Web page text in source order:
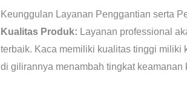
Keunggulan Layanan Penggantian serta
Kualitas Produk: Layanan professional
terbaik. Kaca memiliki kualitas tinggi miliki
di gilirannya menambah tingkat keamanan